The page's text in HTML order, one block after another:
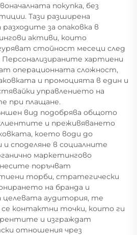
покупка, без
Тази разширена
за опаковка в
активи, които
стойност месеци след
хартиени
операционната сложност,
и промоцията в един и
управлението на
при плащане.
вид подобрява общото
и преживяването
което води до
споделяне в социалните
маркетингово
поръчват
торби, стратегически
на бранда и
целевата аудитория, те
контактни точки, които ги
и изграждат
отношения чрез